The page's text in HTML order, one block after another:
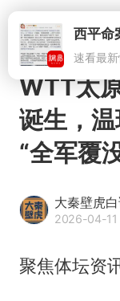
WTT太
诞生，
“全军覆
大秦壁虎
2026-04-11
聚焦体坛资